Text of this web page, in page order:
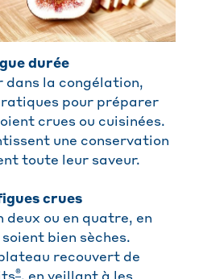
durée
dans la congélation,
pour préparer
crues ou cuisinées.
une conservation
toute leur saveur.
crues
deux ou en quatre, en
bien sèches.
recouvert de
®